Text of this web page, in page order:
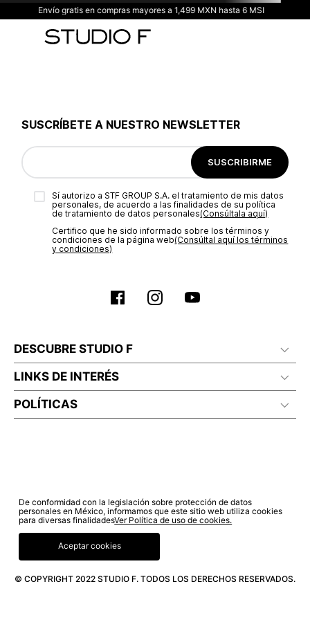
Envío gratis en compras mayores a 1,499 MXN hasta 6 MSI
SUSCRÍBETE A NUESTRO NEWSLETTER
SUSCRIBIRME
Sí autorizo a STF GROUP S.A. el tratamiento de mis datos
personales, de acuerdo a las finalidades de su política
de tratamiento de datos personales‎(Consúltala aquí)
Certifico que he sido informado sobre los términos y
condiciones de la página web‎(Consúltal aquí los términos
y condiciones)
DESCUBRE STUDIO F
LINKS DE INTERÉS
POLÍTICAS
© COPYRIGHT 2022 STUDIO F. TODOS LOS DERECHOS RESERVADOS.
De conformidad con la legislación sobre protección de datos
personales en México, informamos que este sitio web utiliza cookies
para diversas finalidadesVer Política de uso de cookies.
Aceptar cookies